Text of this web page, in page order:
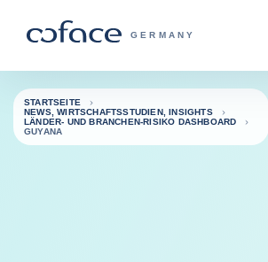
COFACE FOR
GERMANY
Zurück zur Startseite
STARTSEITE
NEWS, WIRTSCHAFTSSTUDIEN, INSIGHTS
LÄNDER- UND BRANCHEN-RISIKO DASHBOARD
GUYANA